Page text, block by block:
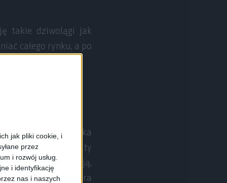
jak pliki cookie, i
przez
i rozwój usług.
i identyfikację
nas i naszych
takie dziwolągi jak
całego rynku, a po
brać do plecaka
phabletu. Bo aparaty
ramki sprawiają,
robocza, która